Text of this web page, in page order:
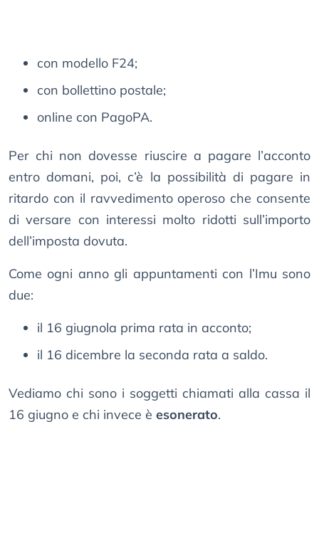
con modello F24;
con bollettino postale;
online con PagoPA.
Per chi non dovesse riuscire a pagare l’acconto
entro domani, poi, c’è la possibilità di pagare in
ritardo con il ravvedimento operoso che consente
di versare con interessi molto ridotti sull’importo
dell’imposta dovuta.
Come ogni anno gli appuntamenti con l’Imu sono
due:
il 16 giugnola prima rata in acconto;
il 16 dicembre la seconda rata a saldo.
Vediamo chi sono i soggetti chiamati alla cassa il
16 giugno e chi invece è esonerato.